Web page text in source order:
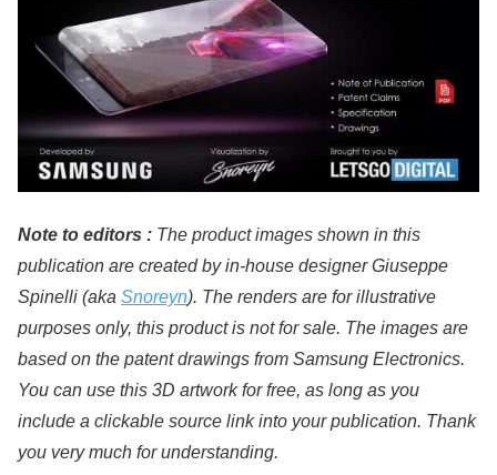
Note to editors : The product images shown in this
publication are created by in-house designer Giuseppe
Spinelli (aka Snoreyn). The renders are for illustrative
purposes only, this product is not for sale. The images are
based on the patent drawings from Samsung Electronics.
You can use this 3D artwork for free, as long as you
include a clickable source link into your publication. Thank
you very much for understanding.